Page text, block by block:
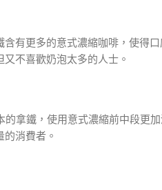
有更多的意式濃縮咖啡，使得
不喜歡奶泡太多的人士。
的拿鐵，使用意式濃縮前中段更
消費者。